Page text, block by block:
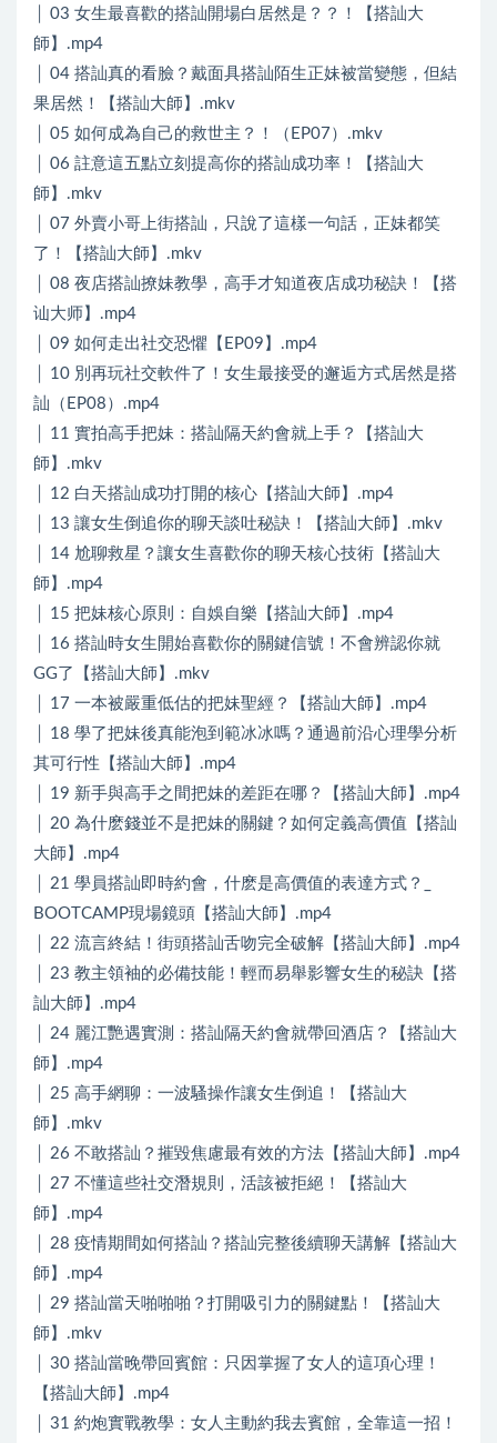
│ 03 女生最喜歡的搭訕開場白居然是？？！【搭訕大
師】.mp4
│ 04 搭訕真的看臉？戴面具搭訕陌生正妹被當變態，但結
果居然！【搭訕大師】.mkv
│ 05 如何成為自己的救世主？！（EP07）.mkv
│ 06 註意這五點立刻提高你的搭訕成功率！【搭訕大
師】.mkv
│ 07 外賣小哥上街搭訕，只說了這樣一句話，正妹都笑
了！【搭訕大師】.mkv
│ 08 夜店搭訕撩妹教學，高手才知道夜店成功秘訣！【搭
讪大师】.mp4
│ 09 如何走出社交恐懼【EP09】.mp4
│ 10 別再玩社交軟件了！女生最接受的邂逅方式居然是搭
訕（EP08）.mp4
│ 11 實拍高手把妹：搭訕隔天約會就上手？【搭訕大
師】.mkv
│ 12 白天搭訕成功打開的核心【搭訕大師】.mp4
│ 13 讓女生倒追你的聊天談吐秘訣！【搭訕大師】.mkv
│ 14 尬聊救星？讓女生喜歡你的聊天核心技術【搭訕大
師】.mp4
│ 15 把妹核心原則：自娛自樂【搭訕大師】.mp4
│ 16 搭訕時女生開始喜歡你的關鍵信號！不會辨認你就
GG了【搭訕大師】.mkv
│ 17 一本被嚴重低估的把妹聖經？【搭訕大師】.mp4
│ 18 學了把妹後真能泡到範冰冰嗎？通過前沿心理學分析
其可行性【搭訕大師】.mp4
│ 19 新手與高手之間把妹的差距在哪？【搭訕大師】.mp4
│ 20 為什麽錢並不是把妹的關鍵？如何定義高價值【搭訕
大師】.mp4
│ 21 學員搭訕即時約會，什麽是高價值的表達方式？_
BOOTCAMP現場鏡頭【搭訕大師】.mp4
│ 22 流言終結！街頭搭訕舌吻完全破解【搭訕大師】.mp4
│ 23 教主領袖的必備技能！輕而易舉影響女生的秘訣【搭
訕大師】.mp4
│ 24 麗江艷遇實測：搭訕隔天約會就帶回酒店？【搭訕大
師】.mp4
│ 25 高手網聊：一波騷操作讓女生倒追！【搭訕大
師】.mkv
│ 26 不敢搭訕？摧毀焦慮最有效的方法【搭訕大師】.mp4
│ 27 不懂這些社交潛規則，活該被拒絕！【搭訕大
師】.mp4
│ 28 疫情期間如何搭訕？搭訕完整後續聊天講解【搭訕大
師】.mp4
│ 29 搭訕當天啪啪啪？打開吸引力的關鍵點！【搭訕大
師】.mkv
│ 30 搭訕當晚帶回賓館：只因掌握了女人的這項心理！
【搭訕大師】.mp4
│ 31 約炮實戰教學：女人主動約我去賓館，全靠這一招！